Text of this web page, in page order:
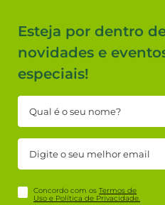
Esteja por dentro
novidades e
especiais!
Concordo com osTermos de
Uso e Política de Privacidade.